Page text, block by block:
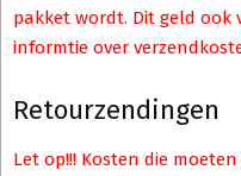
pakket wordt. Dit geld ook
informtie over
Retourzendingen
Let op!!! Kosten die